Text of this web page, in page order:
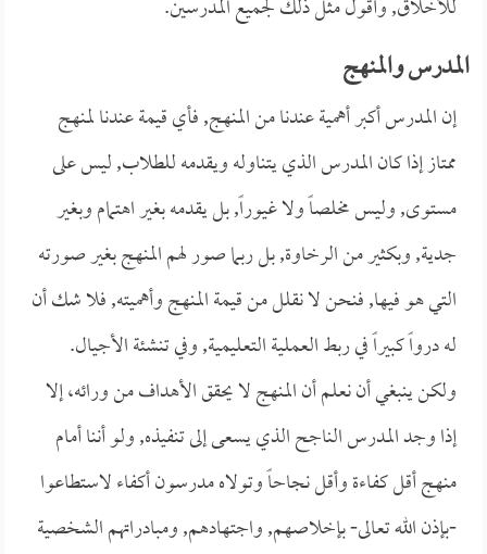
للأخلاق, وأقول مثل ذلك لجميع المدرسين.
المدرس والمنهج
إن المدرس أكبر أهمية عندنا من المنهج, فأي قيمة عندنا لمنهج
ممتاز إذا كان المدرس الذي يتناوله ويقدمه للطلاب, ليس على
مستوى, وليس مخلصاً ولا غيوراً, بل يقدمه بغير اهتمام وبغير
جدية, وبكثير من الرخاوة, بل ربما صور لهم المنهج بغير صورته
التي هو فيها, فنحن لا نقلل من قيمة المنهج وأهميته, فلا شك أن
له درواً كبيراً في ربط العملية التعليمية, وفي تنشئة الأجيال.
ولكن ينبغي أن نعلم أن المنهج لا يحقق الأهداف من ورائه، إلا
إذا وجد المدرس الناجح الذي يسعى إلى تنفيذه, ولو أننا أمام
منهج أقل كفاءة وأقل نجاحاً وتولاه مدرسون أكفاء لاستطاعوا
-بإذن الله تعالى- بإخلاصهم, واجتهادهم, ومبادراتهم الشخصية